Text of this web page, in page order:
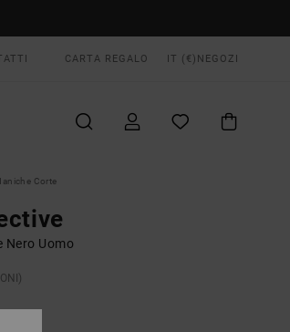
CARTA REGALO IT (€) NEGOZI
Corte
Nero Uomo